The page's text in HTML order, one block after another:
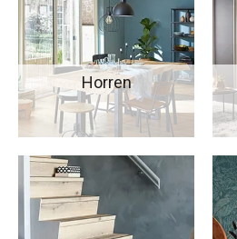
Horren